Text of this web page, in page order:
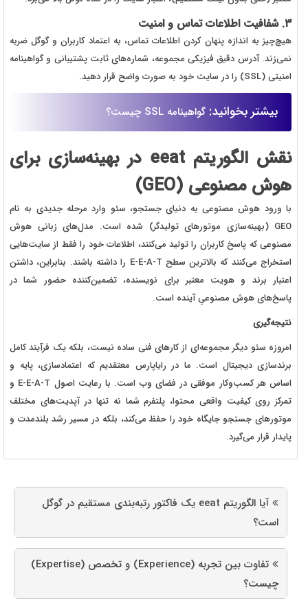
۳. شفافیت اطلاعات تماس و امنیت
هیچ‌چیز به اندازه پنهان کردن اطلاعات تماس، به اعتماد کاربران و گوگل ضربه
نمی‌زند. آدرس دقیق فیزیکی مجموعه، شماره‌های ثابت پشتیبانی و گواهینامه
امنیتی (SSL) را در سایت خود به صورت واضح قرار دهید.
بیشتر بخوانید: گواهینامه SSL چیست؟
نقش الگوریتم eeat در بهینه‌سازی برای
هوش مصنوعی (GEO)
با ورود هوش مصنوعی به دنیای جستجو، سئو وارد مرحله جدیدی به نام
GEO (بهینه‌سازی موتورهای تولیدگر) شده است. مدل‌های زبانی هوش
مصنوعی که پاسخ کاربران را تولید می‌کنند، اطلاعات خود را فقط از سایت‌هایی
استخراج می‌کنند که بالاترین سطح E-E-A-T را داشته باشند. بنابراین، داشتن
اعتبار برند و هویت معتبر برای نویسنده، تضمین‌کننده حضور شما در
پاسخ‌های هوش مصنوعیِ آینده است.
نتیجه‌گیری
امروزه سئو دیگر مجموعه‌ای از کارهای فنی ساده نیست، بلکه یک فرآیند کامل
برندسازی دیجیتال است. ما در رایاپارس معتقدیم که اعتمادسازی، پایه و
اساس هر کسب‌وکار موفقی در فضای وب است. با رعایت اصول E-E-A-T و
تمرکز روی کیفیت واقعی محتوا، پلتفرم شما نه تنها در آپدیت‌های مختلف
موتورهای جستجو جایگاه خود را حفظ می‌کند، بلکه در مسیر رشد بلندمدت و
پایدار قرار می‌گیرد.
آیا الگوریتم eeat یک فاکتور رتبه‌بندی مستقیم در گوگل
است؟
تفاوت بین تجربه (Experience) و تخصص (Expertise)
چیست؟